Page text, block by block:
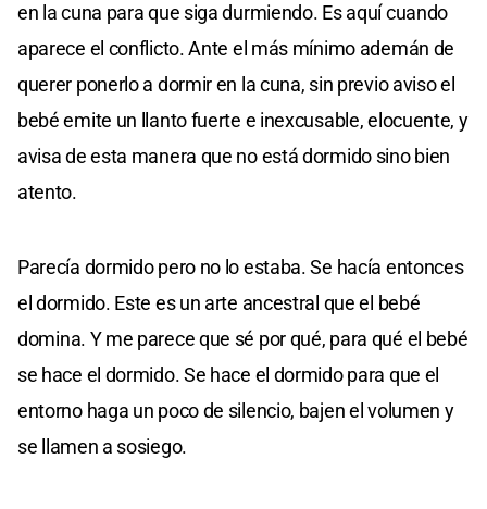
en la cuna para que siga durmiendo. Es aquí cuando
aparece el conflicto. Ante el más mínimo ademán de
querer ponerlo a dormir en la cuna, sin previo aviso el
bebé emite un llanto fuerte e inexcusable, elocuente, y
avisa de esta manera que no está dormido sino bien
atento.
Parecía dormido pero no lo estaba. Se hacía entonces
el dormido. Este es un arte ancestral que el bebé
domina. Y me parece que sé por qué, para qué el bebé
se hace el dormido. Se hace el dormido para que el
entorno haga un poco de silencio, bajen el volumen y
se llamen a sosiego.